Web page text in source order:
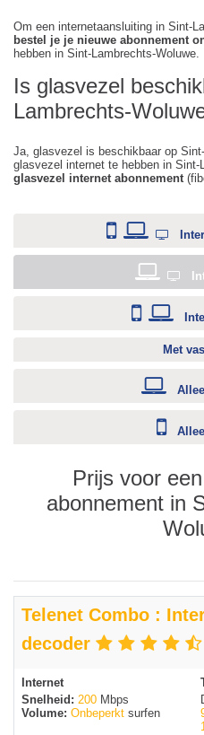
Om een internetaansluiting in Sint-
bestel je je nieuwe abonnement
hebben in Sint-Lambrechts-Woluwe.
Is glasvezel
Lambrechts-
Ja, glasvezel is beschikbaar op
glasvezel internet te hebben in Sint-
glasvezel internet abonnement
Met
Prijs voor
abonnement in
Telenet Combo :
decoder
Internet
Snelheid: 200 Mbps
Volume: Onbeperkt surfen